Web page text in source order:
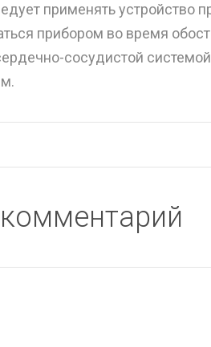
применять устройство
прибором во время
сосудистой